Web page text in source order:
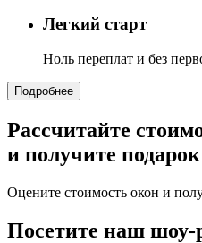
Легкий старт
Ноль переплат и без
Подробнее
Рассчитайте
и получите
Оцените стоимость окон и
Посетите наш шоу-